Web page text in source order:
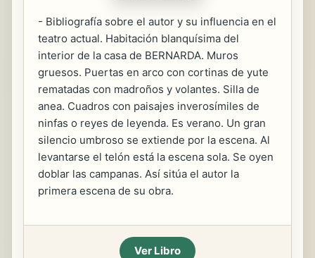
- Bibliografía sobre el autor y su influencia en el
teatro actual. Habitación blanquísima del
interior de la casa de BERNARDA. Muros
gruesos. Puertas en arco con cortinas de yute
rematadas con madroños y volantes. Silla de
anea. Cuadros con paisajes inverosímiles de
ninfas o reyes de leyenda. Es verano. Un gran
silencio umbroso se extiende por la escena. Al
levantarse el telón está la escena sola. Se oyen
doblar las campanas. Así sitúa el autor la
primera escena de su obra.
Ver Libro